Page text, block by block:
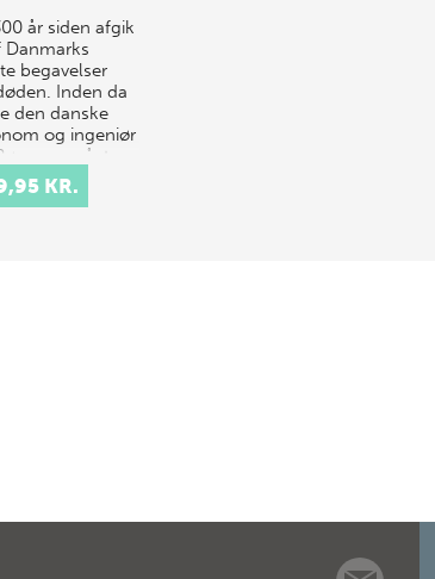
år siden afgik
Danmarks
begavelser
Inden da
den danske
og ingeniør
opnået
KR.